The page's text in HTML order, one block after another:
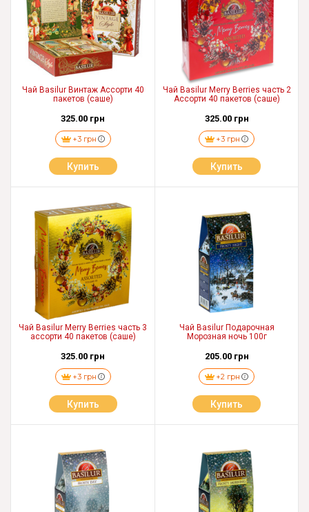
Чай Basilur Винтаж Ассорти 40
пакетов (саше)
325.00 грн
+3 грн
Купить
Чай Basilur Merry Berries часть 2
Ассорти 40 пакетов (саше)
325.00 грн
+3 грн
Купить
Чай Basilur Merry Berries часть 3
ассорти 40 пакетов (саше)
325.00 грн
+3 грн
Купить
Чай Basilur Подарочная
Морозная ночь 100г
205.00 грн
+2 грн
Купить